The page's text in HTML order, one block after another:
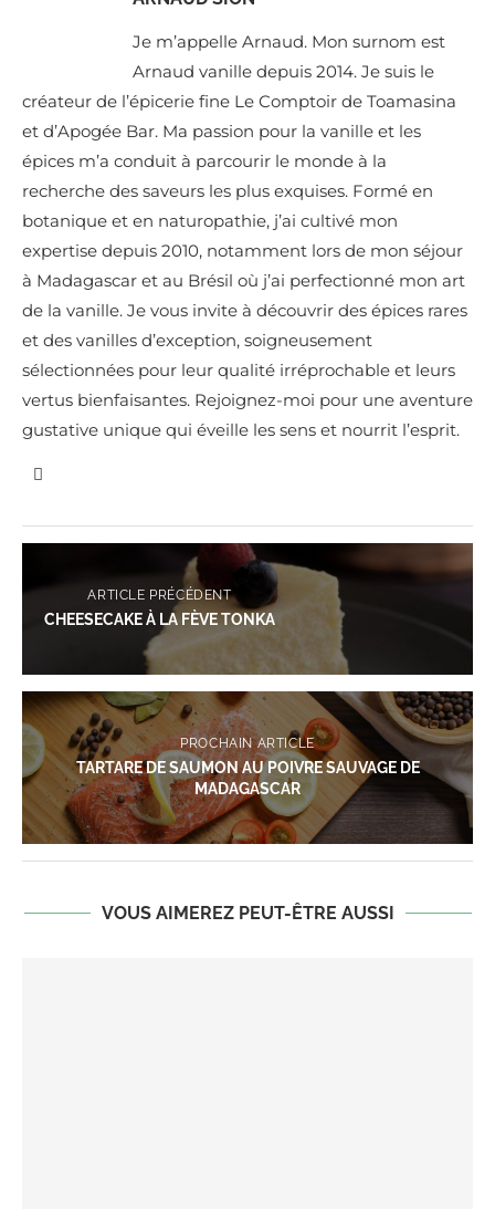
Je m’appelle Arnaud. Mon surnom est
Arnaud vanille depuis 2014. Je suis le
créateur de l’épicerie fine Le Comptoir de Toamasina
et d’Apogée Bar. Ma passion pour la vanille et les
épices m’a conduit à parcourir le monde à la
recherche des saveurs les plus exquises. Formé en
botanique et en naturopathie, j’ai cultivé mon
expertise depuis 2010, notamment lors de mon séjour
à Madagascar et au Brésil où j’ai perfectionné mon art
de la vanille. Je vous invite à découvrir des épices rares
et des vanilles d’exception, soigneusement
sélectionnées pour leur qualité irréprochable et leurs
vertus bienfaisantes. Rejoignez-moi pour une aventure
gustative unique qui éveille les sens et nourrit l’esprit.
ARTICLE PRÉCÉDENT
CHEESECAKE À LA FÈVE TONKA
PROCHAIN ARTICLE
TARTARE DE SAUMON AU POIVRE SAUVAGE DE
MADAGASCAR
VOUS AIMEREZ PEUT-ÊTRE AUSSI